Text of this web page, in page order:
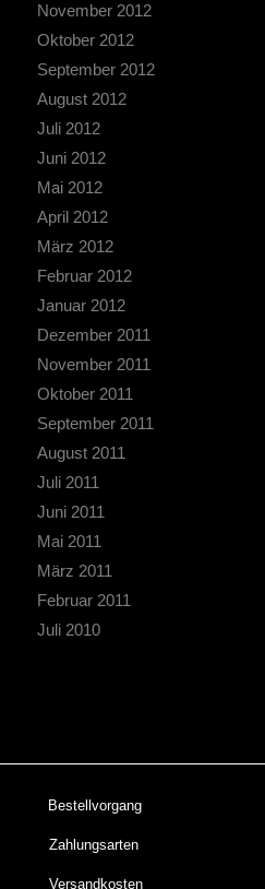
November 2012
Oktober 2012
September 2012
August 2012
Juli 2012
Juni 2012
Mai 2012
April 2012
März 2012
Februar 2012
Januar 2012
Dezember 2011
November 2011
Oktober 2011
September 2011
August 2011
Juli 2011
Juni 2011
Mai 2011
März 2011
Februar 2011
Juli 2010
Bestellvorgang
Zahlungsarten
Versandkosten